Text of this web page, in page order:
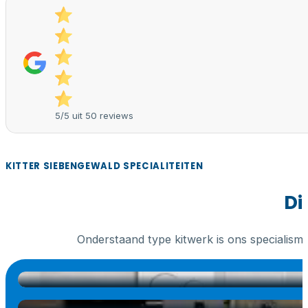
5/5 uit 50 reviews
KITTER SIEBENGEWALD SPECIALITEITEN
Onderstaand type kitwerk is ons